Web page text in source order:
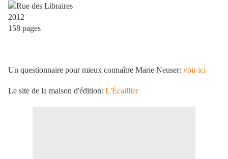
2012
158 pages
Un questionnaire pour mieux connaître Marie Neuser: voir ici
Le site de la maison d'édition: L'Écaillier